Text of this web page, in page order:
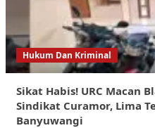
Hukum Dan Kriminal
Sikat Habis! URC Macan
Sindikat Curamor, Lima
Banyuwangi